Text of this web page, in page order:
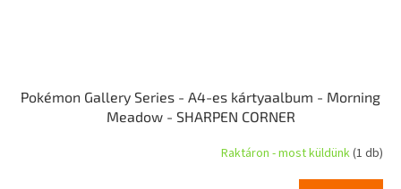
Pokémon Gallery Series - A4-es kártyaalbum - Morning
Meadow - SHARPEN CORNER
Raktáron - most küldünk(1 db)